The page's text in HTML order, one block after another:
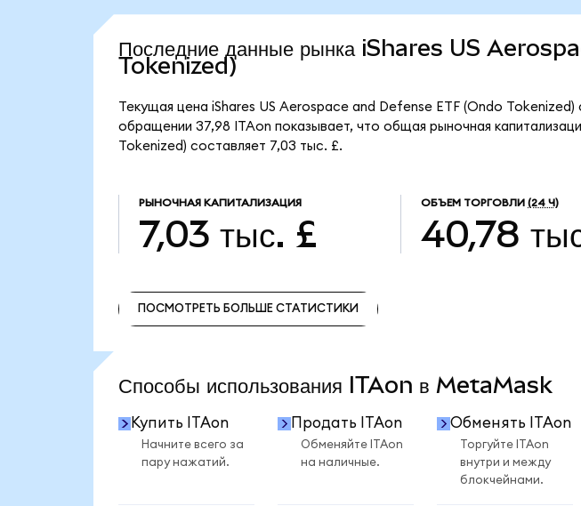
Последние данные рынка iShares US
Tokenized)
Текущая цена iShares US Aerospace and Defense ETF (Ondo Tokenized)
обращении 37,98 ITAon показывает, что общая рыночная
Tokenized) составляет 7,03 тыс. £.
РЫНОЧНАЯ КАПИТАЛИЗАЦИЯ
7,03 тыс. £
ОБЪЕМ ТОРГОВЛИ (24 Ч)
40,78
ПОСМОТРЕТЬ БОЛЬШЕ СТАТИСТИКИ
Способы использования ITAon в MetaMask
Купить ITAon
Начните всего за
пару нажатий.
Продать ITAon
Обменяйте ITAon
на наличные.
Обменять ITAon
Торгуйте ITAon
внутри и между
блокчейнами.